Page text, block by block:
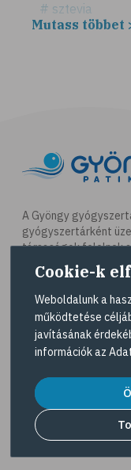
# sztevia
# fogadalom
# célkitűzés
# étkezési
# hal
# egészséges
# omega-3
# A-vitamin
# ásványi
# ízületi
# ízületek
# csontok
Mutass többet
A Gyöngy
gyógyszertárként
társaságok felelnek
működésért. A
elérhetőségeit a
tekintheti meg.
Navigáció
Gyöngy Patika
Cookie-k
Weboldalunk a
működtetése
javításának
információk az